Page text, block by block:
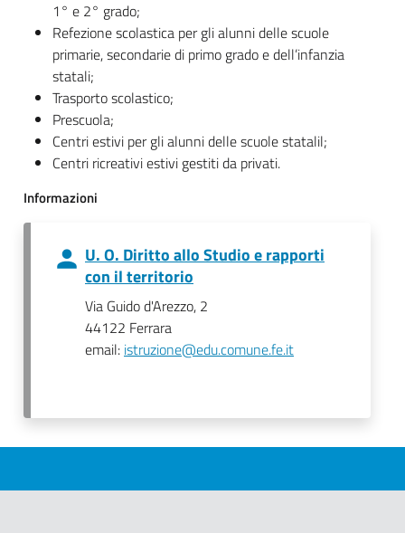
1° e 2° grado;
Refezione scolastica per gli alunni delle scuole
primarie, secondarie di primo grado e dell’infanzia
statali;
Trasporto scolastico;
Prescuola;
Centri estivi per gli alunni delle scuole statalil;
Centri ricreativi estivi gestiti da privati.
Informazioni
U. O. Diritto allo Studio e rapporti
con il territorio
Via Guido d'Arezzo, 2
44122 Ferrara
email: istruzione@edu.comune.fe.it